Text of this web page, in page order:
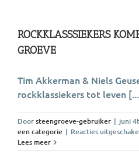
ROCKKLASSSIEKERS
GROEVE
Tim Akkerman & Niels
rockklassiekers tot leven
Doorsteengroeve-gebruiker | juni
een categorie | Reacties
Lees meer